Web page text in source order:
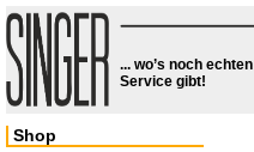
... wo’s noch echten
Service gibt!
Shop